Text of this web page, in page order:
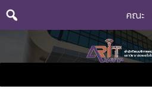
Skip
คณะ